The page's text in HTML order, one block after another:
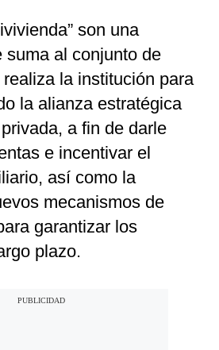
son una
suma al conjunto de
la institución para
la alianza estratégica
a fin de darle
e incentivar el
así como la
mecanismos de
garantizar los
plazo.